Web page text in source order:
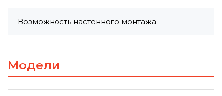
Возможность настенного монтажа
Модели